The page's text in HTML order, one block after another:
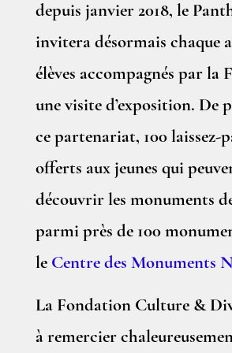
depuis janvier 2018, le
invitera désormais chaque
élèves accompagnés par la
une visite d’exposition. De
ce partenariat, 100 laissez-
offerts aux jeunes qui
découvrir les monuments
parmi près de 100
le Centre des Monuments
La Fondation Culture &
à remercier